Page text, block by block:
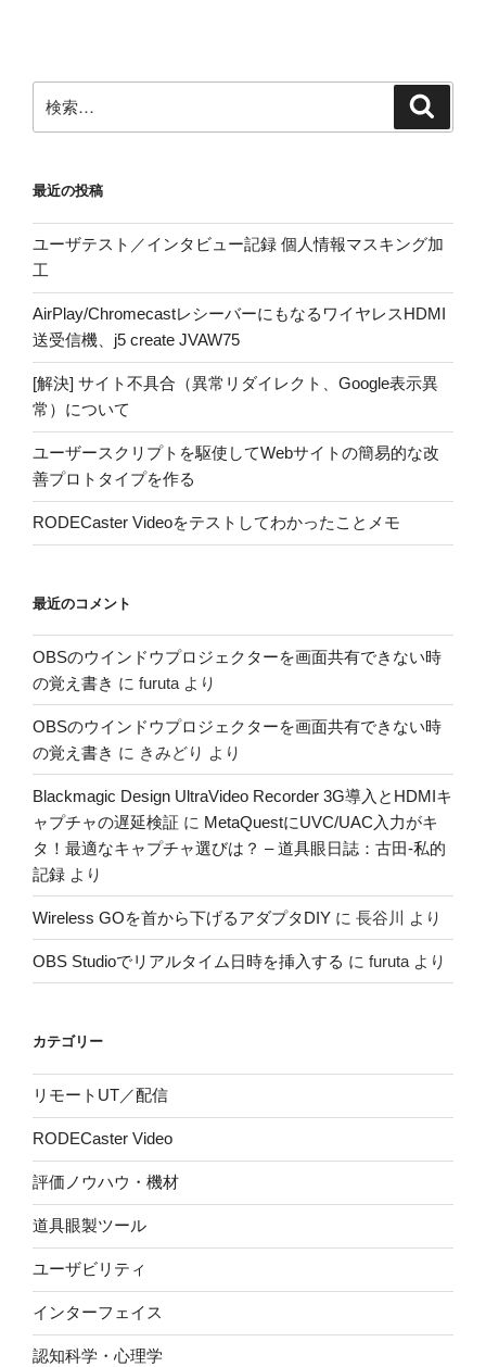
索:
最近の投稿
ユーザテスト／インタビュー記録 個人情報マスキング加
工
AirPlay/ChromecastレシーバーにもなるワイヤレスHDMI
送受信機、j5 create JVAW75
[解決] サイト不具合（異常リダイレクト、Google表示異
常）について
ユーザースクリプトを駆使してWebサイトの簡易的な改
善プロトタイプを作る
RODECaster Videoをテストしてわかったことメモ
最近のコメント
OBSのウインドウプロジェクターを画面共有できない時
の覚え書き に furuta より
OBSのウインドウプロジェクターを画面共有できない時
の覚え書き に きみどり より
Blackmagic Design UltraVideo Recorder 3G導入とHDMIキ
ャプチャの遅延検証 に MetaQuestにUVC/UAC入力がキ
タ！最適なキャプチャ選びは？ – 道具眼日誌：古田-私的
記録 より
Wireless GOを首から下げるアダプタDIY に 長谷川 より
OBS Studioでリアルタイム日時を挿入する に furuta より
カテゴリー
リモートUT／配信
RODECaster Video
評価ノウハウ・機材
道具眼製ツール
ユーザビリティ
インターフェイス
認知科学・心理学